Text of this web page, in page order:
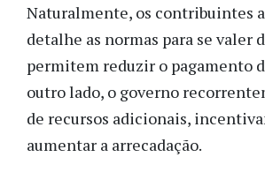
Naturalmente, os contribuintes
detalhe as normas para se valer
permitem reduzir o pagamento
outro lado, o governo
de recursos adicionais,
aumentar a arrecadação.